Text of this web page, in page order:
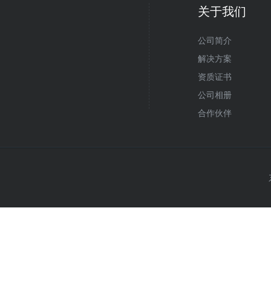
关于我们
公司简介
解决方案
资质证书
公司相册
合作伙伴